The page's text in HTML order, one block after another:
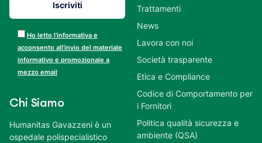
Ho letto l’informativa e
acconsento all’invio del materiale
informativo e promozionale a
mezzo email
Chi Siamo
Humanitas Gavazzeni è un
ospedale polispecialistico
Trattamenti
News
Lavora con noi
Società trasparente
Etica e Compliance
Codice di Comportamento per
i Fornitori
Politica qualità sicurezza e
ambiente (QSA)